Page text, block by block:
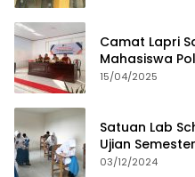
Camat Lapri
Mahasiswa
15/04/2025
Satuan Lab
Ujian
Proses
03/12/2024